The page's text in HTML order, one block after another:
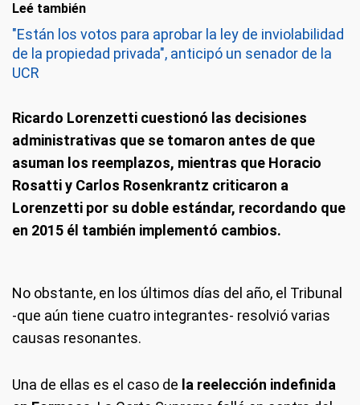
Leé también
"Están los votos para aprobar la ley de inviolabilidad
de la propiedad privada", anticipó un senador de la
UCR
Ricardo Lorenzetti cuestionó las decisiones
administrativas que se tomaron antes de que
asuman los reemplazos, mientras que Horacio
Rosatti y Carlos Rosenkrantz criticaron a
Lorenzetti por su doble estándar, recordando que
en 2015 él también implementó cambios.
No obstante, en los últimos días del año, el Tribunal
-que aún tiene cuatro integrantes- resolvió varias
causas resonantes.
Una de ellas es el caso de la reelección indefinida